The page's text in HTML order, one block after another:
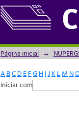
Filtrador por:
Página inicial →
ABCDEFGH IJ KLM N
Iniciar com